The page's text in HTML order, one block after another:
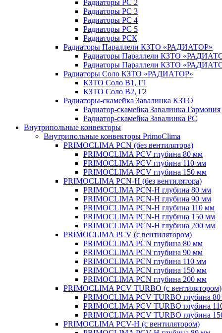
Радиаторы РС 2
Радиаторы РС 3
Радиаторы РС 4
Радиаторы РС 5
Радиаторы РСК
Радиаторы Параллели КЗТО «РАДИАТОР»
Радиаторы Параллели КЗТО
Радиаторы Параллели КЗТО
Радиаторы Соло КЗТО «РАДИАТОР»
КЗТО Соло В1, Г1
КЗТО Соло В2, Г2
Радиаторы-скамейка Завалинка КЗТО
Радиатор-скамейка Завалинка Гармония
Радиатор-скамейка Завалинка РС
Внутрипольные конвекторы
Внутрипольные конвекторы PrimoClima
PRIMOCLIMA PCN (без вентилятора)
PRIMOCLIMA PCV глубина 80 мм
PRIMOCLIMA PCV глубина 110 мм
PRIMOCLIMA PCV глубина 150 мм
PRIMOCLIMA PCN-H (без вентилятора)
PRIMOCLIMA PCN-H глубина 80 мм
PRIMOCLIMA PCN-H глубина 90 мм
PRIMOCLIMA PCN-H глубина 110 мм
PRIMOCLIMA PCN-H глубина 150 мм
PRIMOCLIMA PCN-H глубина 200 мм
PRIMOCLIMA PCV (c вентилятором)
PRIMOCLIMA PCN глубина 80 мм
PRIMOCLIMA PCN глубина 90 мм
PRIMOCLIMA PCN глубина 110 мм
PRIMOCLIMA PCN глубина 150 мм
PRIMOCLIMA PCN глубина 200 мм
PRIMOCLIMA PCV TURBO (c вентилятором)
PRIMOCLIMA PCV TURBO глубина
PRIMOCLIMA PCV TURBO глубина
PRIMOCLIMA PCV TURBO глубина
PRIMOCLIMA PCV-H (c вентилятором)